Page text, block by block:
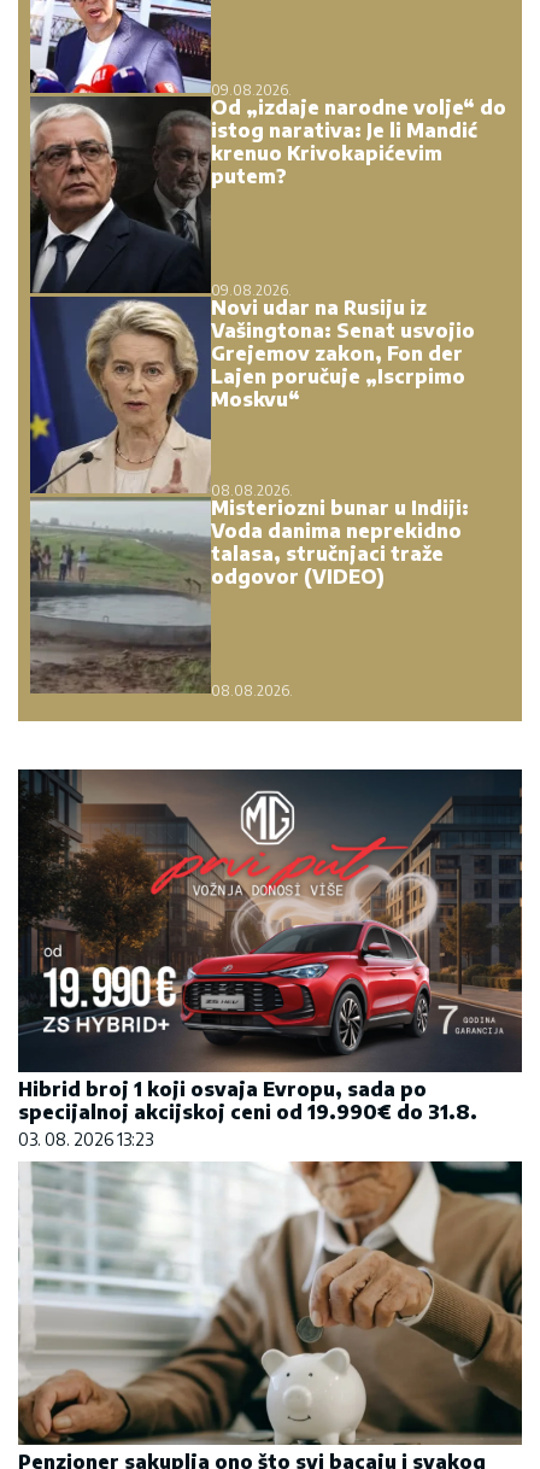
09.08.2026.
Od „izdaje narodne volje“ do
istog narativa: Je li Mandić
krenuo Krivokapićevim
putem?
09.08.2026.
Novi udar na Rusiju iz
Vašingtona: Senat usvojio
Grejemov zakon, Fon der
Lajen poručuje „Iscrpimo
Moskvu“
08.08.2026.
Misteriozni bunar u Indiji:
Voda danima neprekidno
talasa, stručnjaci traže
odgovor (VIDEO)
08.08.2026.
Hibrid broj 1 koji osvaja Evropu, sada po
specijalnoj akcijskoj ceni od 19.990€ do 31.8.
03. 08. 2026 13:23
Penzioner sakuplja ono što svi bacaju i svakog